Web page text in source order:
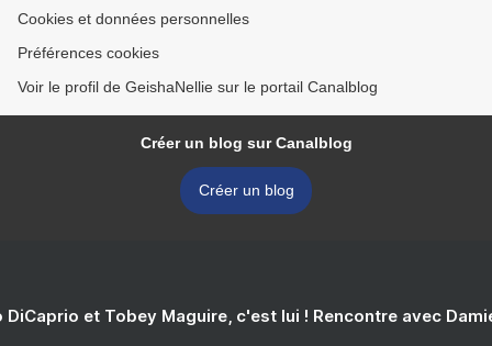
Cookies et données personnelles
Préférences cookies
Voir le profil de GeishaNellie sur le portail Canalblog
Créer un blog sur Canalblog
Créer un blog
DiCaprio et Tobey Maguire, c'est lui ! Rencontre avec